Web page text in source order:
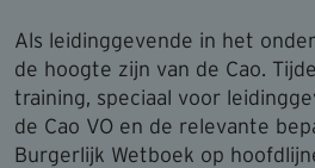
Als leidinggevende in het
de hoogte zijn van de Cao.
training, speciaal voor
de Cao VO en de relevante
Burgerlijk Wetboek op